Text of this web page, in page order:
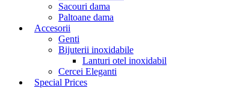
Sacouri dama
Paltoane dama
Accesorii
Genti
Bijuterii inoxidabile
Lanturi otel inoxidabil
Cercei Eleganti
Special Prices